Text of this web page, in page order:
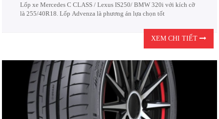
Lốp xe Mercedes C CLASS / Lexus IS250/ BMW 320i với kích cỡ
là 255/40R18. Lốp Advenza là phương án lựa chọn tốt
XEM CHI TIẾT